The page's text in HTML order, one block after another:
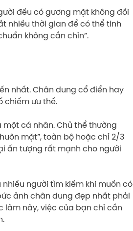
đều có gương mặt không đối
nhiều thời gian để có thể tinh
không cần chỉn”.
nhất. Chân dung cổ điển hay
chiếm ưu thế.
cá nhân. Chủ thể thường
mặt”, toàn bộ hoặc chỉ 2/3
ấn tượng rất mạnh cho người
người tìm kiếm khi muốn có
ảnh chân dung đẹp nhất phải
làm này, việc của bạn chỉ cần